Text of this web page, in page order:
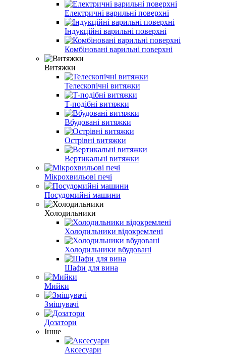
Електричні варильні поверхні
Індукційні варильні поверхні
Комбіновані варильні поверхні
Витяжки
Телескопічні витяжки
Т-подібні витяжки
Вбудовані витяжки
Острівні витяжки
Вертикальні витяжки
Мікрохвильові печі
Посудомийні машини
Холодильники
Холодильники відокремлені
Холодильники вбудовані
Шафи для вина
Мийки
Змішувачі
Дозатори
Інше
Аксесуари